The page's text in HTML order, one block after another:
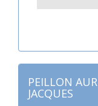
PEILLON
JACQUES